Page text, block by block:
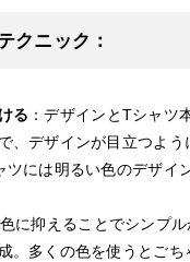
クニック：
る ：デザインとTシャツ
、デザインが目立つよう
ツには明るい色のデザイ
色に抑えることでシンプ
。多くの色を使うとごち